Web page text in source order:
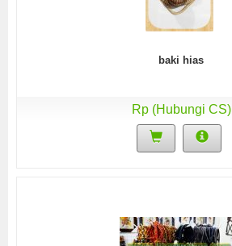
baki hias
Rp (Hubungi CS)